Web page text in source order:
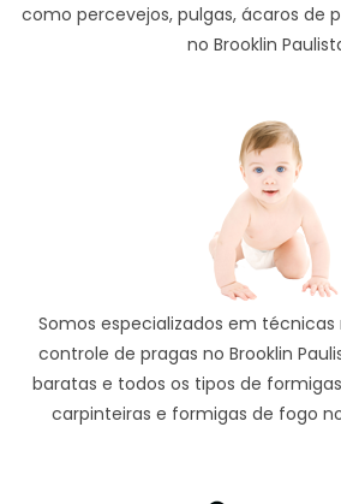
como percevejos, pulgas, ácaros de
no Brooklin
Somos especializados em técnicas
controle de pragas no Brooklin
baratas e todos os tipos de
carpinteiras e formigas de fogo